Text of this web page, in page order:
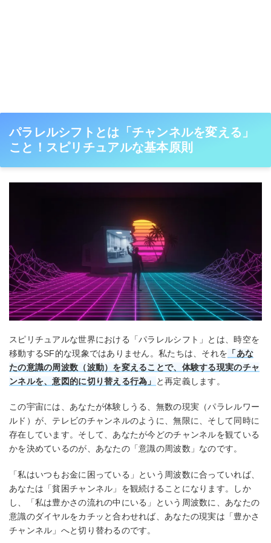
パラレルシフトとは「チャンネルを変える」
こと！スピリチュアルな基本原則
スピリチュアルな世界における「パラレルシフト」とは、時空を
移動するSF的な現象ではありません。私たちは、それを 「あな
たの意識の周波数（波動）を変えることで、体験する現実のチャ
ンネルを、意図的に切り替える行為」
と再定義します。
この宇宙には、あなたが体験しうる、無数の現実（パラレルワー
ルド）が、テレビのチャンネルのように、無限に、そして同時に
存在しています。そして、あなたが今どのチャンネルを観ている
かを決めているのが、あなたの「意識の周波数」なのです。
「私はいつもお金に困っている」という周波数に合っていれば、
あなたは「貧困チャンネル」を観続けることになります。しか
し、「私は豊かさの流れの中にいる」という周波数に、あなたの
意識のダイヤルをカチッと合わせれば、あなたの現実は「豊かさ
チャンネル」へと切り替わるのです。